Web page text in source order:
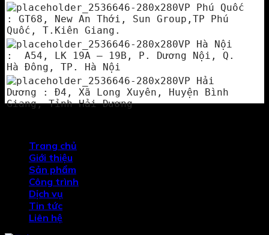
VP Phú Quốc
: GT68, New An Thới, Sun Group,TP Phú
Quốc, T.Kiên Giang.
VP Hà Nội
: A54, LK 19A – 19B, P. Dương Nội, Q.
Hà Đông, TP. Hà Nội
VP Hải
Dương : Đ4, Xã Long Xuyên, Huyện Bình
Giang, Tỉnh Hải Dương
Copyright 2026 ©
BẢN QUYỀN THUỘC VỀ CÔNG TY CỔ PHẦN
Trang chủ
Giới thiệu
Sản phẩm
Công trình
Dịch vụ
Tin tức
Liên hệ